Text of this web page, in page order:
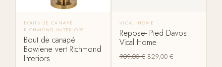
BOUTS DE CANAPÉ
RICHMOND INTERIORS
Bout de canapé
Bowiene vert Richmond
Interiors
VICAL HOME
Repose- Pied Davos
Vical Home
909,00€ 829,00 €